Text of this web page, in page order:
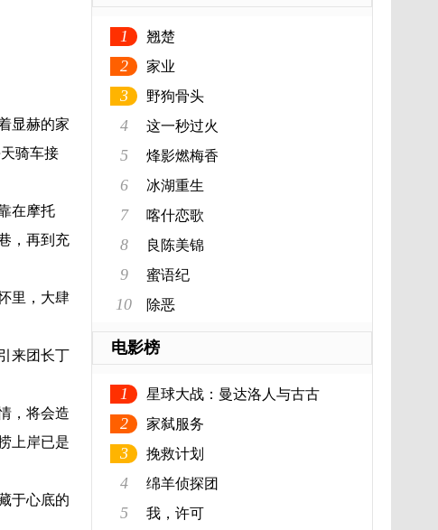
显赫的家
骑车接
在摩托
，再到充
里，大肆
来团长丁
，将会造
上岸已是
于心底的
1 翘楚
2 家业
3 野狗骨头
4 这一秒过火
5 烽影燃梅香
6 冰湖重生
7 喀什恋歌
8 良陈美锦
9 蜜语纪
10 除恶
电影榜
1 星球大战：曼达洛人与古古
2 家弑服务
3 挽救计划
4 绵羊侦探团
5 我，许可